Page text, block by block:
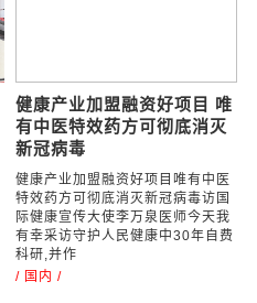
装
/ 社会 /